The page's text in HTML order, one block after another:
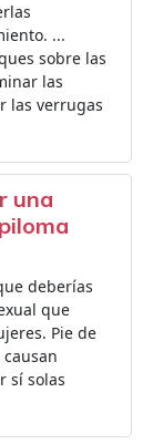
...
sobre las
las
las verrugas
una
deberías
que
Pie de
sí solas